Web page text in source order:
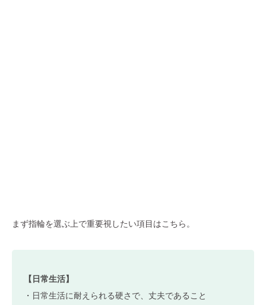
まず指輪を選ぶ上で重要視したい項目はこちら。
【日常生活】
・日常生活に耐えられる硬さで、丈夫であること